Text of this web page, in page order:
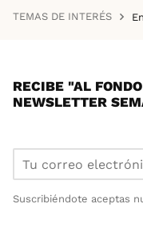
TEMAS DE INTERÉS
RECIBE "AL
NEWSLETTER
Suscribiéndote aceptas